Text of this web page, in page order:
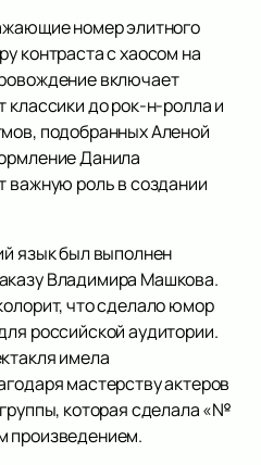
номер элитного
контраста с хаосом на
включает
до рок-н-ролла и
подобранных Аленой
Данила
важную роль в создании
язык был выполнен
Владимира Машкова.
что сделало юмор
российской аудитории.
имела
мастерству актеров
которая сделала «№
произведением.